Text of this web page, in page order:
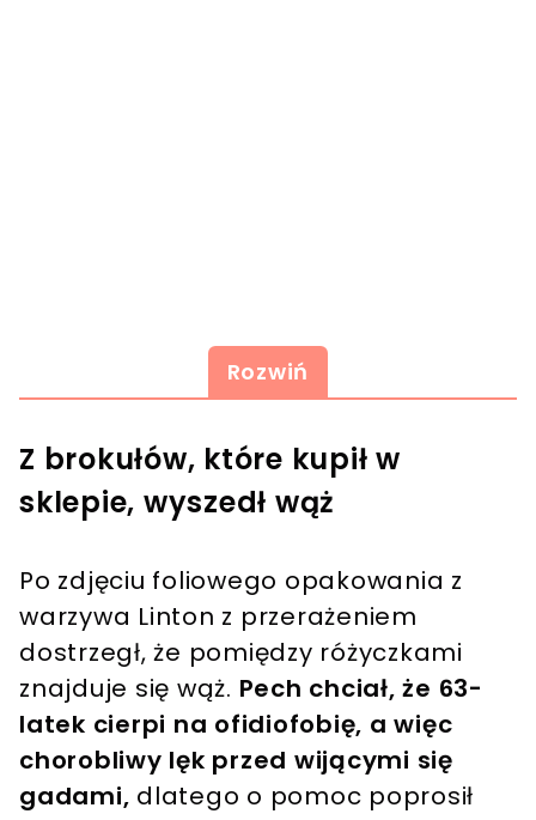
Rozwiń
Z brokułów, które kupił w
sklepie, wyszedł wąż
Po zdjęciu foliowego opakowania z
warzywa Linton z przerażeniem
dostrzegł, że pomiędzy różyczkami
znajduje się wąż. Pech chciał, że 63-
latek cierpi na ofidiofobię, a więc
chorobliwy lęk przed wijącymi się
gadami, dlatego o pomoc poprosił